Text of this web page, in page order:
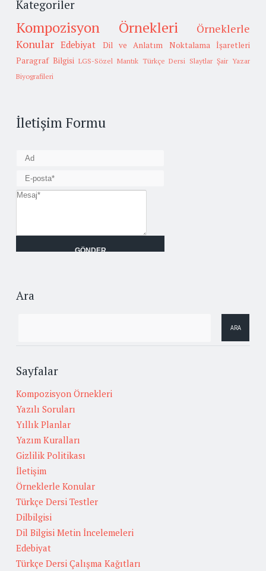
Kategoriler
Kompozisyon Örnekleri
Örneklerle
Konular Edebiyat Dil ve Anlatım
Noktalama İşaretleri
Paragraf Bilgisi LGS-Sözel Mantık Türkçe Dersi Slaytlar Şair Yazar
Biyografileri
İletişim Formu
Ara
Sayfalar
Kompozisyon Örnekleri
Yazılı Soruları
Yıllık Planlar
Yazım Kuralları
Gizlilik Politikası
İletişim
Örneklerle Konular
Türkçe Dersi Testler
Dilbilgisi
Dil Bilgisi Metin İncelemeleri
Edebiyat
Türkçe Dersi Çalışma Kağıtları